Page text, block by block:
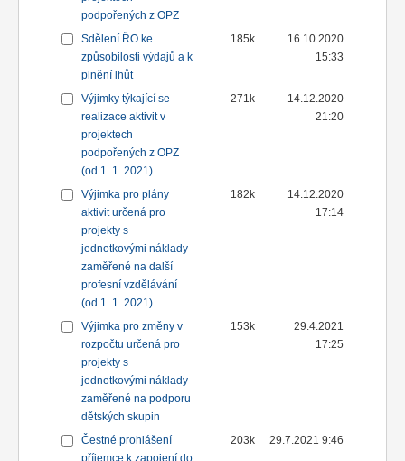
podpořených z OPZ
Sdělení ŘO ke
způsobilosti výdajů a k
plnění lhůt
185k
16.10.2020
15:33
Výjimky týkající se
realizace aktivit v
projektech
podpořených z OPZ
(od 1. 1. 2021)
271k
14.12.2020
21:20
Výjimka pro plány
aktivit určená pro
projekty s
jednotkovými náklady
zaměřené na další
profesní vzdělávání
(od 1. 1. 2021)
182k
14.12.2020
17:14
Výjimka pro změny v
rozpočtu určená pro
projekty s
jednotkovými náklady
zaměřené na podporu
dětských skupin
153k
29.4.2021
17:25
Čestné prohlášení
203k 29.7.2021 9:46